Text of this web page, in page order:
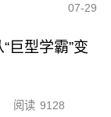
07-29
巨型学霸”变
阅读 9128